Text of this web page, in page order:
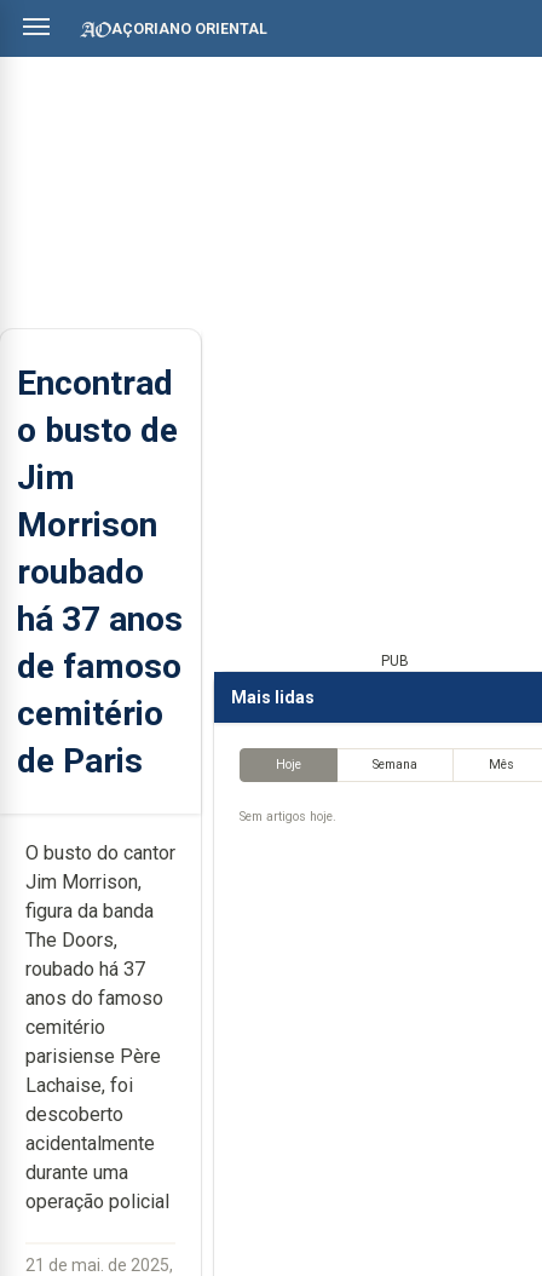
AÇORIANO ORIENTAL
Encontrad
o busto de
Jim
Morrison
roubado
há 37 anos
de famoso
cemitério
de Paris
O busto do cantor
Jim Morrison,
figura da banda
The Doors,
roubado há 37
anos do famoso
cemitério
parisiense Père
Lachaise, foi
descoberto
acidentalmente
durante uma
operação policial
21 de mai. de 2025,
PUB
Mais lidas
Hoje Semana Mês
Sem artigos hoje.